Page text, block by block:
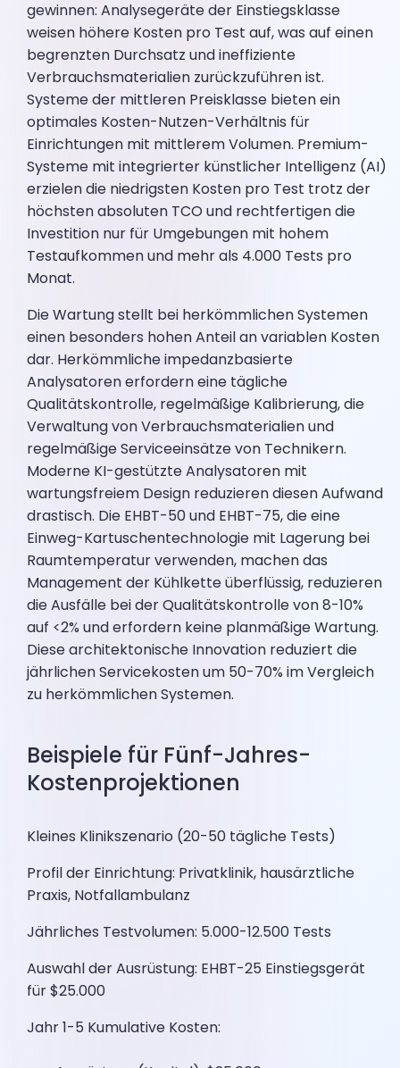
gewinnen: Analysegeräte der Einstiegsklasse
weisen höhere Kosten pro Test auf, was auf einen
begrenzten Durchsatz und ineffiziente
Verbrauchsmaterialien zurückzuführen ist.
Systeme der mittleren Preisklasse bieten ein
optimales Kosten-Nutzen-Verhältnis für
Einrichtungen mit mittlerem Volumen. Premium-
Systeme mit integrierter künstlicher Intelligenz (AI)
erzielen die niedrigsten Kosten pro Test trotz der
höchsten absoluten TCO und rechtfertigen die
Investition nur für Umgebungen mit hohem
Testaufkommen und mehr als 4.000 Tests pro
Monat.
Die Wartung stellt bei herkömmlichen Systemen
einen besonders hohen Anteil an variablen Kosten
dar. Herkömmliche impedanzbasierte
Analysatoren erfordern eine tägliche
Qualitätskontrolle, regelmäßige Kalibrierung, die
Verwaltung von Verbrauchsmaterialien und
regelmäßige Serviceeinsätze von Technikern.
Moderne KI-gestützte Analysatoren mit
wartungsfreiem Design reduzieren diesen Aufwand
drastisch. Die EHBT-50 und EHBT-75, die eine
Einweg-Kartuschentechnologie mit Lagerung bei
Raumtemperatur verwenden, machen das
Management der Kühlkette überflüssig, reduzieren
die Ausfälle bei der Qualitätskontrolle von 8-10%
auf <2% und erfordern keine planmäßige Wartung.
Diese architektonische Innovation reduziert die
jährlichen Servicekosten um 50-70% im Vergleich
zu herkömmlichen Systemen.
Beispiele für Fünf-Jahres-
Kostenprojektionen
Kleines Klinikszenario (20-50 tägliche Tests)
Profil der Einrichtung: Privatklinik, hausärztliche
Praxis, Notfallambulanz
Jährliches Testvolumen: 5.000-12.500 Tests
Auswahl der Ausrüstung: EHBT-25 Einstiegsgerät
für $25.000
Jahr 1-5 Kumulative Kosten: